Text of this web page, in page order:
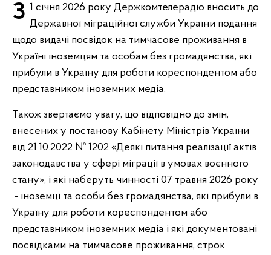
З 1 січня 2026 року Держкомтелерадіо вносить до Державної міграційної служби України подання
щодо видачі посвідок на тимчасове проживання в
Україні іноземцям та особам без громадянства, які
прибули в Україну для роботи кореспондентом або
представником іноземних медіа.
Також звертаємо увагу, що відповідно до змін,
внесених у постанову Кабінету Міністрів України
від 21.10.2022 № 1202 «Деякі питання реалізації актів
законодавства у сфері міграції в умовах воєнного
стану», і які наберуть чинності 07 травня 2026 року
- іноземці та особи без громадянства, які прибули в
Україну для роботи кореспондентом або
представником іноземних медіа і які документовані
посвідками на тимчасове проживання, строк